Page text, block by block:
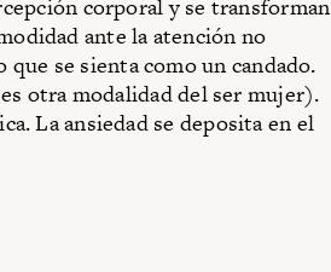
corporal y se transforman
ante la atención no
se sienta como un candado.
otra modalidad del ser mujer).
La ansiedad se deposita en el